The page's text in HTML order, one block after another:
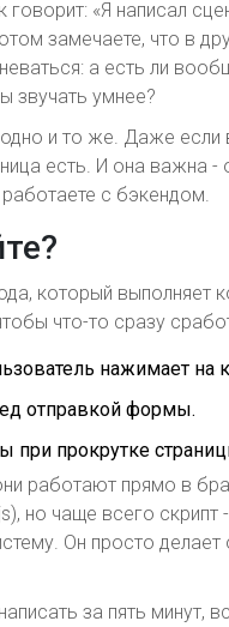
«Я написал
замечаете, что в
а есть ли
звучать умнее?
и то же. Даже если
есть. И она важна
работаете с бэкендом.
который выполняет
что-то сразу
нажимает на
отправкой формы.
при прокрутке
работают прямо в
но чаще всего скрипт
Он просто
за пять минут,